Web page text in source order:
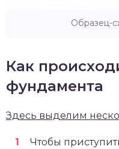
Образец-
Как
фундамента
Здесь выделим
Чтобы